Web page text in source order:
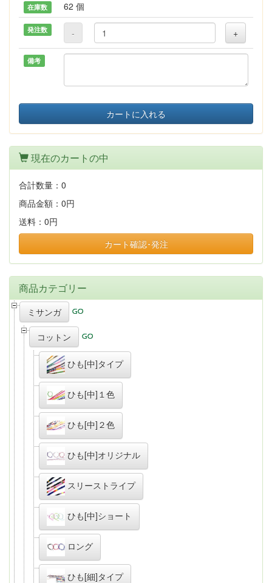
在庫数 62 個
発注数 - +
備考
カートに入れる
現在のカートの中
合計数量： 0
商品金額： 0円
送料： 0円
カート確認･発注
商品カテゴリー
ミサンガ
コットン
ひも[中]タイプ
ひも[中]１色
ひも[中]２色
ひも[中]オリジナル
スリーストライプ
ひも[中]ショート
ロング
ひも[細]タイプ